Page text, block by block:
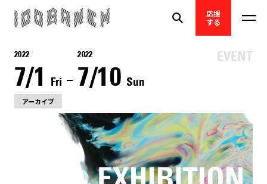
応援
する
2022
7/1 Fri
2022
7/10 Sun
アーカイブ